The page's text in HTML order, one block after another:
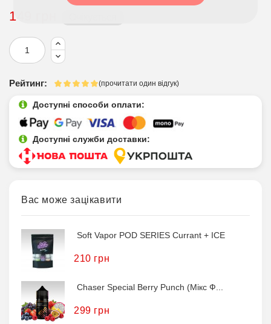
149 грн
Рейтинг: (прочитати один відгук)
Доступні способи оплати:
Доступні служби доставки:
Вас може зацікавити
Soft Vapor POD SERIES Currant + ICE
210 грн
Chaser Special Berry Punch (Мікс Ф...
299 грн